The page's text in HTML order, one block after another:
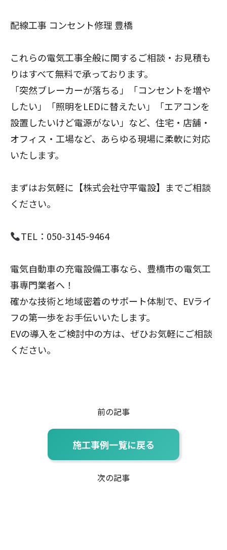
配線工事 コンセント修理 豊橋
これらの電気工事全般に関するご相談・お見積も
りはすべて無料で承っております。
「突然ブレーカーが落ちる」「コンセントを増や
したい」「照明をLEDに替えたい」「エアコンを
設置したいけど電源がない」など、住宅・店舗・
オフィス・工場など、あらゆる現場に柔軟に対応
いたします。
まずはお気軽に【株式会社守平電設】までご相談
ください。
TEL：050-3145-9464
電気自動車の充電設備工事なら、 豊橋市の電気工
事専門業者へ！
確かな技術と地域密着のサポート体制で、EVライ
フの第一歩をお手伝いいたします。
EVの導入をご検討中の方は、ぜひお気軽にご相談
ください。
前の記事
施工事例一覧に戻る
次の記事